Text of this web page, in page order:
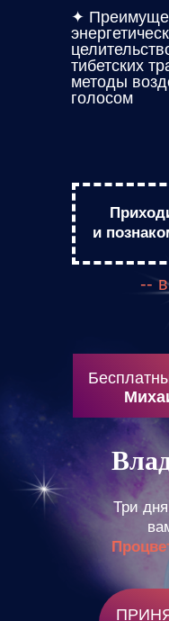
✦
тибетских
методы
голосом
Три
и
--